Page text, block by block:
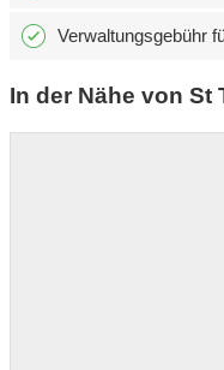
Verwaltungsgebühr
In der Nähe von St